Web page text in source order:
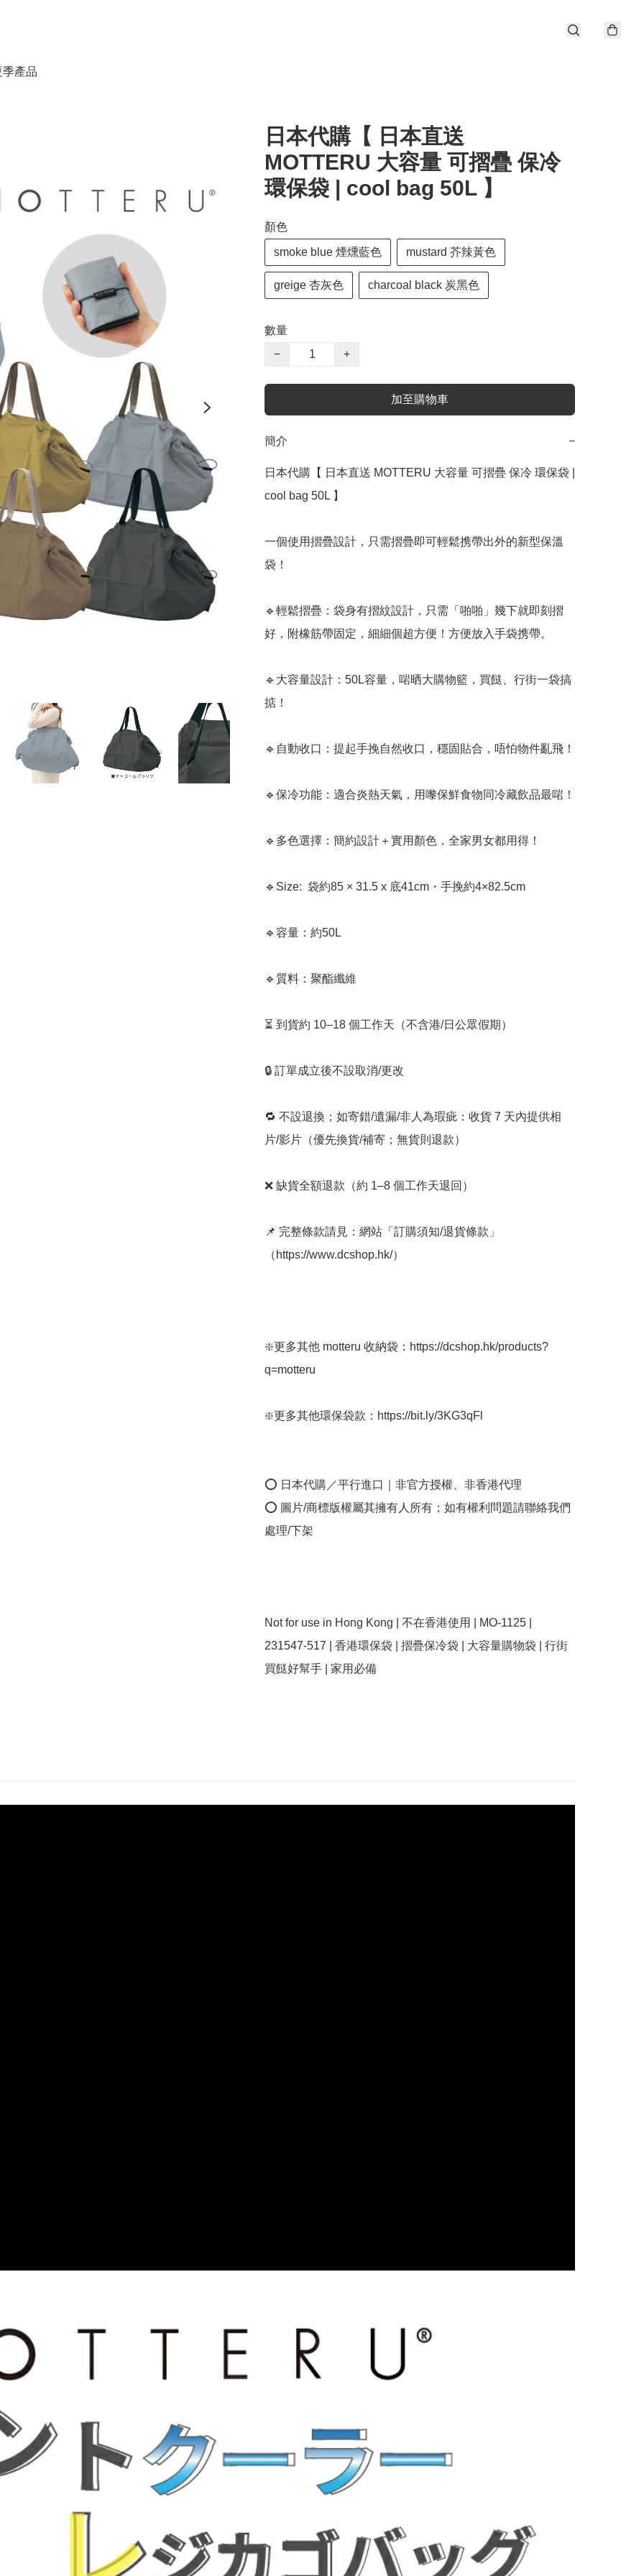
產品
日本代購【 日本直送
MOTTERU 大容量 可摺疊 保冷
環保袋 | cool bag 50L 】
顏色
smoke blue 煙燻藍色 mustard 芥辣黃色
greige 杏灰色 charcoal black 炭黑色
數量
−
+
加至購物車
簡介 −
日本代購【 日本直送 MOTTERU 大容量 可摺疊 保冷 環保袋 |
cool bag 50L 】﻿
一個使用摺疊設計，只需摺疊即可輕鬆携帶出外的新型保溫
袋！
🔹輕鬆摺疊：袋身有摺紋設計，只需「啪啪」幾下就即刻摺
好，附橡筋帶固定，細細個超方便！方便放入手袋携帶。
🔹大容量設計：50L容量，啱晒大購物籃，買餸、行街一袋搞
掂！
🔹自動收口：提起手挽自然收口，穩固貼合，唔怕物件亂飛！
🔹保冷功能：適合炎熱天氣，用嚟保鮮食物同冷藏飲品最啱！
🔹多色選擇：簡約設計＋實用顏色，全家男女都用得！
🔹Size:  袋約85 × 31.5 x 底41cm・手挽約4×82.5cm
🔹容量：約50L
🔹質料：聚酯纖維
⏳ 到貨約 10–18 個工作天（不含港/日公眾假期）
🔒 訂單成立後不設取消/更改
🔁 不設退換；如寄錯/遺漏/非人為瑕疵：收貨 7 天內提供相
片/影片（優先換貨/補寄；無貨則退款）
❌ 缺貨全額退款（約 1–8 個工作天退回）
📌 完整條款請見：網站「訂購須知/退貨條款」
（https://www.dcshop.hk/）
❇️更多其他 motteru 收納袋：https://dcshop.hk/products?
q=motteru
❇️更多其他環保袋款：https://bit.ly/3KG3qFl
⭕ 日本代購／平行進口｜非官方授權、非香港代理
⭕ 圖片/商標版權屬其擁有人所有；如有權利問題請聯絡我們
處理/下架
Not for use in Hong Kong | 不在香港使用 | MO-1125 |
231547-517 | 香港環保袋 | 摺疊保冷袋 | 大容量購物袋 | 行街